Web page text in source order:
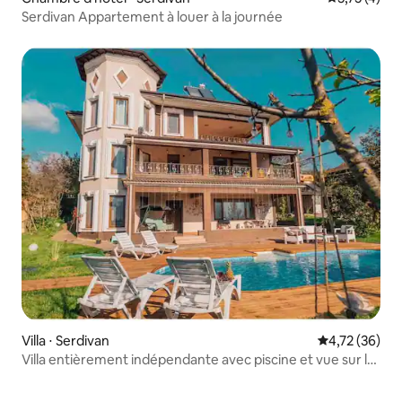
Serdivan Appartement à louer à la journée
Villa ⋅ Serdivan Évaluation
4,72 (36)
Villa entièrement indépendante avec piscine et vue sur le